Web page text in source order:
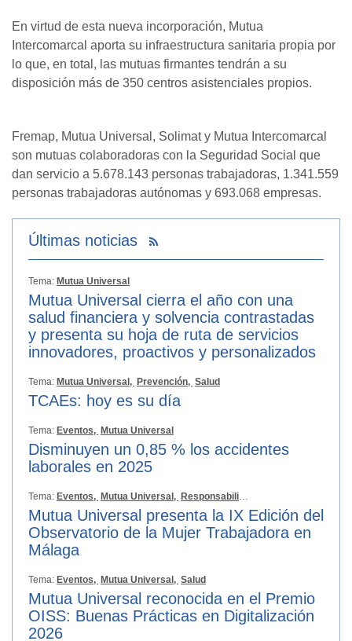
En virtud de esta nueva incorporación, Mutua
Intercomarcal aporta su infraestructura sanitaria propia por
lo que, en total, las mutuas firmantes tendrán a su
disposición más de 350 centros asistenciales propios.
Fremap, Mutua Universal, Solimat y Mutua Intercomarcal
son mutuas colaboradoras con la Seguridad Social que
dan servicio a 5.678.143 personas trabajadoras, 1.341.559
personas trabajadoras autónomas y 693.068 empresas.
Últimas noticias
Tema: Mutua Universal
Mutua Universal cierra el año con una
salud financiera y solvencia contrastadas
y presenta su hoja de ruta de servicios
innovadores, proactivos y personalizados
Tema: Mutua Universal, Prevención, Salud
TCAEs: hoy es su día
Tema: Eventos, Mutua Universal
Disminuyen un 0,85 % los accidentes
laborales en 2025
Tema: Eventos, Mutua Universal, Responsabilidad Social
Mutua Universal presenta la IX Edición del
Observatorio de la Mujer Trabajadora en
Málaga
Tema: Eventos, Mutua Universal, Salud
Mutua Universal reconocida en el Premio
OISS: Buenas Prácticas en Digitalización
2026